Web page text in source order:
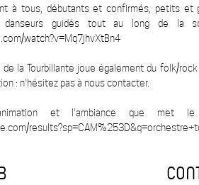
à tous, débutants et confirmés, petits et
danseurs guidés tout au long de
watch?v=Mq7jhvXtBn4
de la Tourbillante joue également du folk/
: n'hésitez pas à nous contacter.
et l'ambiance que met